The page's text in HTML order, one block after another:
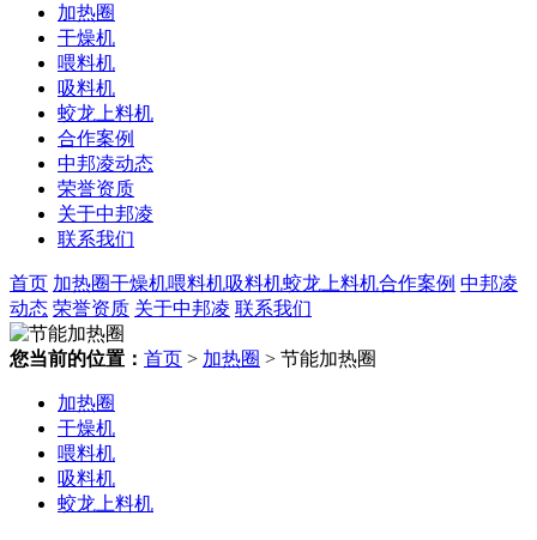
加热圈
干燥机
喂料机
吸料机
蛟龙上料机
合作案例
中邦凌动态
荣誉资质
关于中邦凌
联系我们
首页 加热圈干燥机喂料机吸料机蛟龙上料机合作案例 中邦凌
动态 荣誉资质 关于中邦凌 联系我们
您当前的位置： 首页 > 加热圈 > 节能加热圈
加热圈
干燥机
喂料机
吸料机
蛟龙上料机